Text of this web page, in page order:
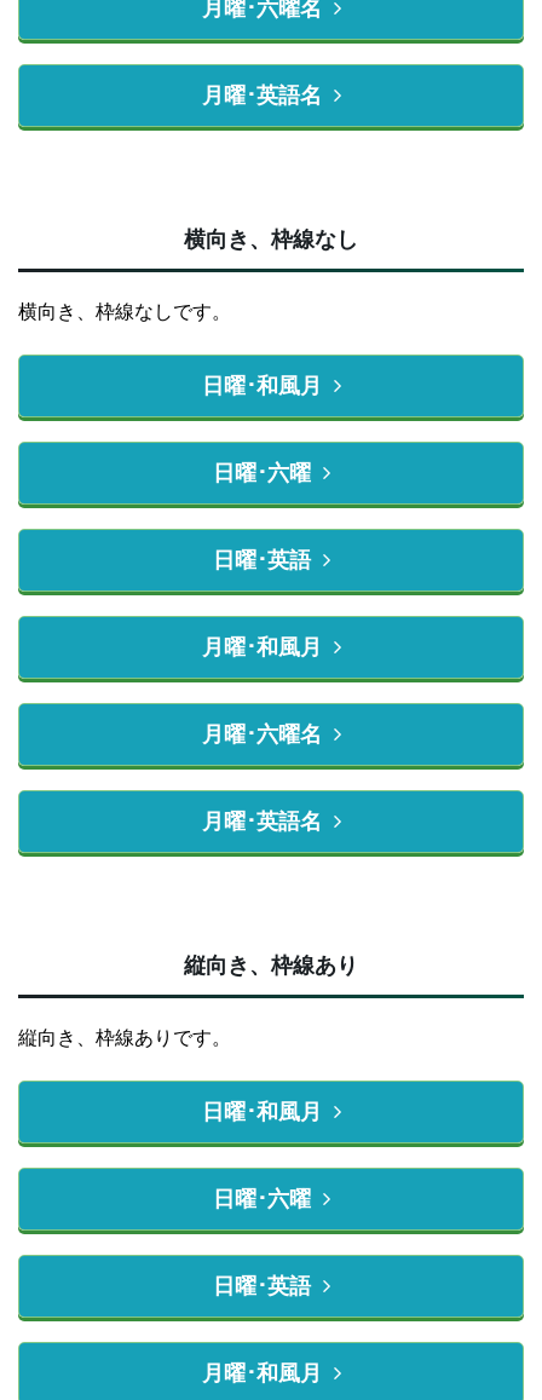
月曜･六曜名
月曜･英語名
横向き、枠線なし
横向き、枠線なしです。
日曜･和風月
日曜･六曜
日曜･英語
月曜･和風月
月曜･六曜名
月曜･英語名
縦向き、枠線あり
縦向き、枠線ありです。
日曜･和風月
日曜･六曜
日曜･英語
月曜･和風月